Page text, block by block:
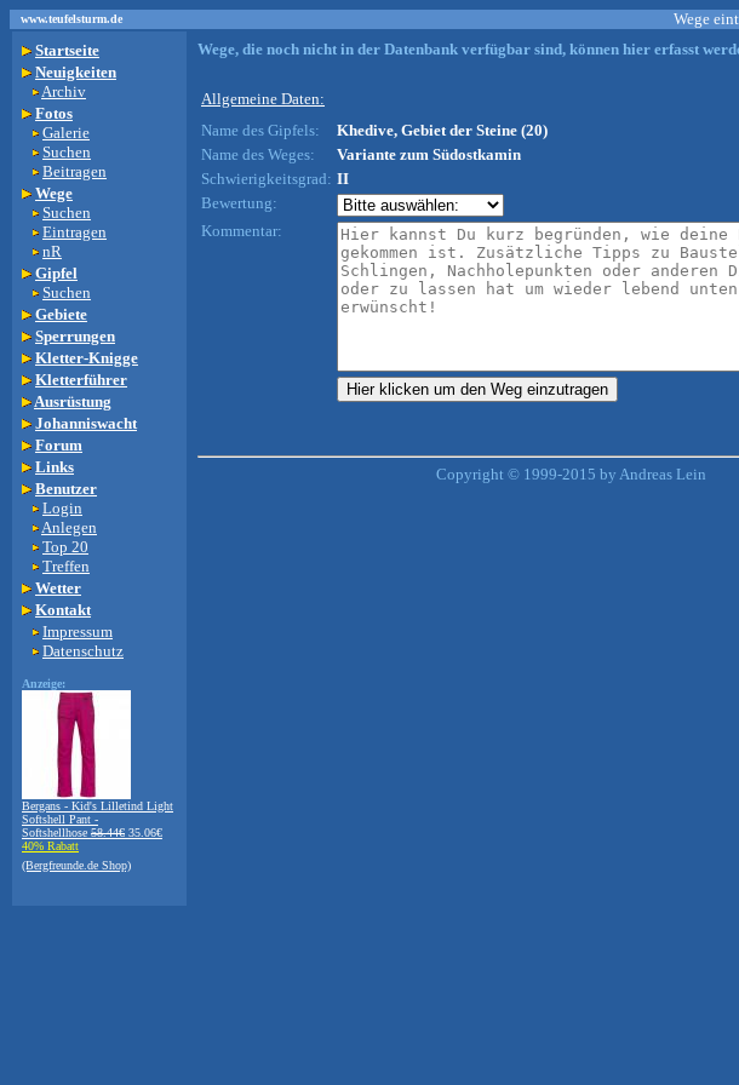
www.teufelsturm.de Wege
Startseite
Neuigkeiten
Archiv
Fotos
Galerie
Suchen
Beitragen
Wege
Suchen
Eintragen
nR
Gipfel
Suchen
Gebiete
Sperrungen
Kletter-Knigge
Kletterführer
Ausrüstung
Johanniswacht
Forum
Links
Benutzer
Login
Anlegen
Top 20
Treffen
Wetter
Kontakt
Impressum
Datenschutz
Anzeige:
Bergans - Kid's Lilletind Light
Softshell Pant -
Softshellhose 58.44€ 35.06€
40% Rabatt
(Bergfreunde.de Shop)
Wege, die noch nicht in der Datenbank verfügbar sind, können hier erfasst
Allgemeine Daten:
Name des Gipfels:
Khedive, Gebiet der Steine (20)
Name des Weges:
Variante zum Südostkamin
Schwierigkeitsgrad: II
Bewertung:
Kommentar:
Copyright © 1999-2015 by Andreas Lein